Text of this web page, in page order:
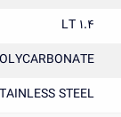
1.4 LT
STEEL